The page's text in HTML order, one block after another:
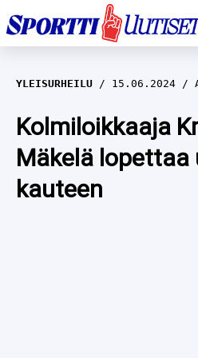
EM-YLEISURHEILU
JÄÄKIEKKO
YLEISURHEILU
WILMA HELTELÄ
TALVILAJIT
YLEISURHEILU 15.06.2024
Kolmiloikkaaja
Mäkelä lopettaa
kauteen